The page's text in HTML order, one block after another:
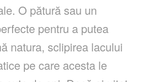
O pătură sau un
pentru a putea
natura, sclipirea lacului
pe care acesta le